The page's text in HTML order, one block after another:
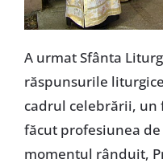
A urmat Sfânta
răspunsurile
cadrul celebrării, un
făcut profesiunea
momentul rânduit,